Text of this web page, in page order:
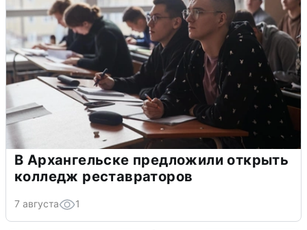
В Архангельске предложили открыть
колледж реставраторов
7 августа 1